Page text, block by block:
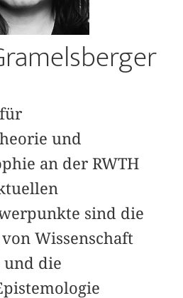
und
an der RWTH
sind die
Wissenschaft
und die